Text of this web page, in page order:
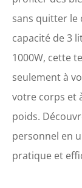
sans quitter le
capacité de 3
1000W, cette
seulement à
votre corps et
poids.
personnel en
pratique et